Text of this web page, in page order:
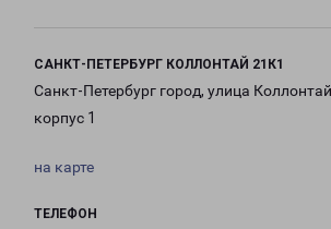
САНКТ-ПЕТЕРБУРГ КОЛЛОНТАЙ 21К1
Санкт-Петербург город, улица
корпус 1
на карте
ТЕЛЕФОН